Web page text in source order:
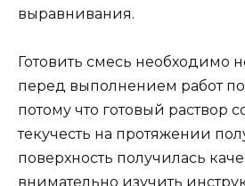
выравнивания.
Готовить смесь необходимо
перед выполнением работ по
потому что готовый раствор
текучесть на протяжении
поверхность получилась
внимательно изучить